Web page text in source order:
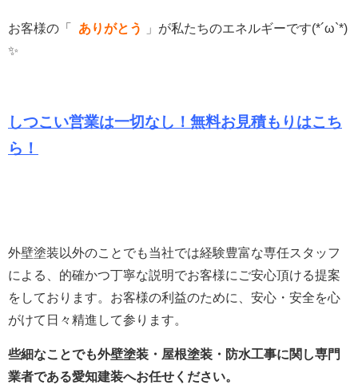
お客様の「 ありがとう 」 が私たちのエネルギーです(*´ω`*)
✨
しつこい営業は一切なし！無料お見積もりはこち
ら！
外壁塗装以外のことでも当社では経験豊富な専任スタッフ
による、的確かつ丁寧な説明でお客様にご安心頂ける提案
をしております。 お客様の利益のために、安心・安全を心
がけて日々精進して参ります。
些細なことでも外壁塗装・屋根塗装・防水工事に関し専門
業者である愛知建装へお任せください。